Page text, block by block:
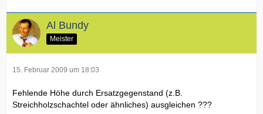
Al Bundy
Meister
15. Februar 2009 um 18:03
Fehlende Höhe durch Ersatzgegenstand (z.B.
Streichholzschachtel oder ähnliches) ausgleichen ???